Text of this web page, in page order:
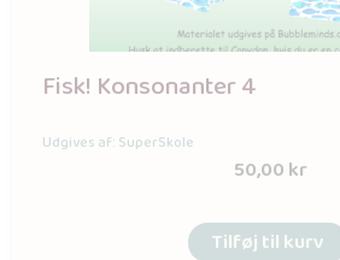
Fisk! Konsonanter 4
Udgives af: SuperSkole
50,00kr
Tilføj til kurv